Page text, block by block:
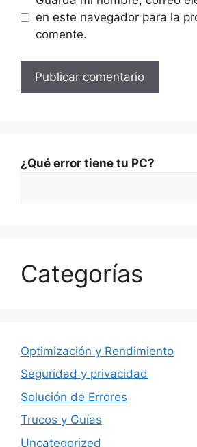
en este navegador para la
comente.
¿Qué error tiene tu PC?
Categorías
Optimización y Rendimiento
Seguridad y privacidad
Solución de Errores
Trucos y Guías
Uncategorized